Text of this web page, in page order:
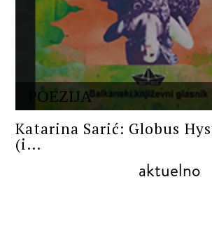
POEZIJA
Katarina Sarić: Globus
(i...
aktuelno